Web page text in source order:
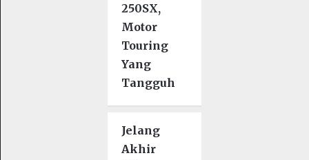
250SX,
Motor
Touring
Yang
Tangguh
Jelang
Akhir